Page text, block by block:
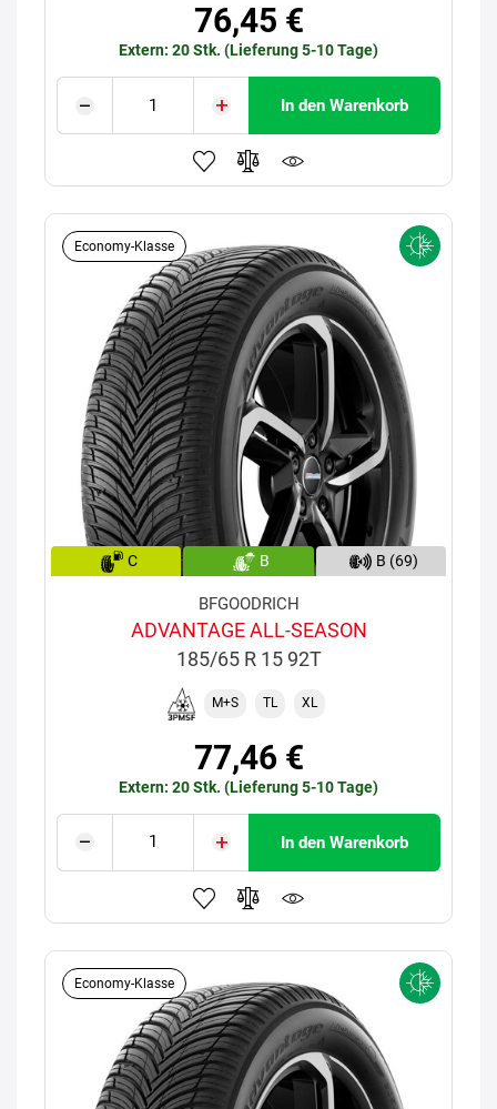
76,45 €
Extern: 20 Stk. (Lieferung 5-10 Tage)
In den Warenkorb
Economy-Klasse
C B B (69)
BFGOODRICH
ADVANTAGE ALL-SEASON
185/65 R 15 92T
M+S TL XL
77,46 €
Extern: 20 Stk. (Lieferung 5-10 Tage)
In den Warenkorb
Economy-Klasse